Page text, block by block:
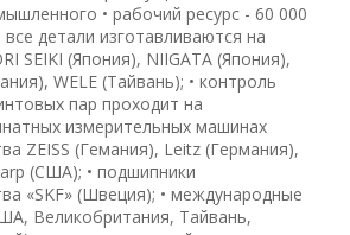
• рабочий ресурс - 60 000
детали изготавливаются на
SEIKI (Япония), NIIGATA (Япония),
WELE (Тайвань); • контроль
пар проходит на
измерительных машинах
ZEISS (Гемания), Leitz (Германия),
(США); • подшипники
«SKF» (Швеция); • международные
Великобритания, Тайвань,